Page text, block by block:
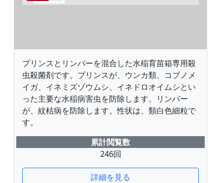
プリンスとリンバーを混合した水稲育苗箱専用殺
虫殺菌剤です。プリンスが、ウンカ類、コブノメ
イガ、イネミズゾウムシ、イネドロオイムシとい
った主要な水稲病害虫を防除します。リンバー
が、紋枯病を防除します。性状は、類白色細粒で
す。
累計閲覧数
246回
詳細を見る